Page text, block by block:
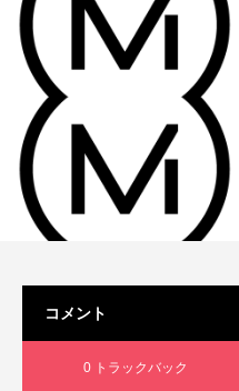
コメント
0 トラックバック